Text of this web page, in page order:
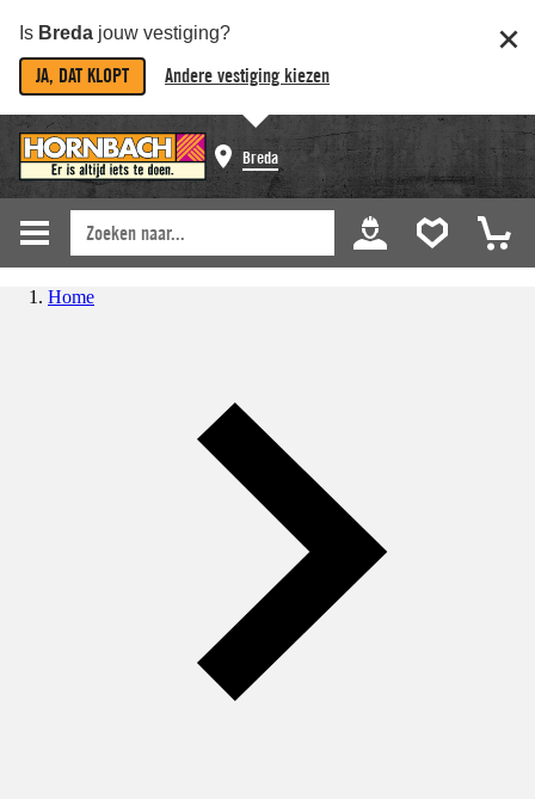
Is Breda jouw vestiging?
JA, DAT KLOPT Andere vestiging kiezen
Breda
Home